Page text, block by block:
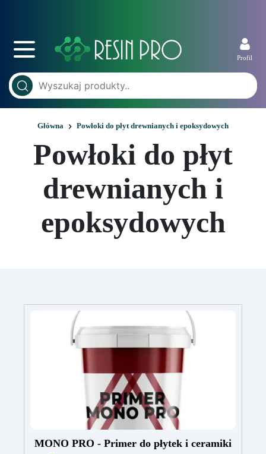
Profil
Główna Powłoki do płyt drewnianych i epoksydowych
Powłoki do płyt
drewnianych i
epoksydowych
MONO PRO - Primer do płytek i ceramiki